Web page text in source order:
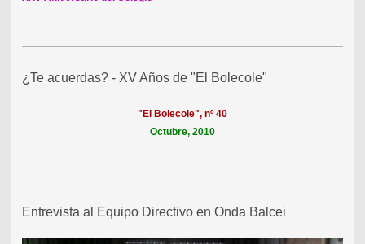
¿Te acuerdas? - XV Años de "El Bolecole"
"El Bolecole", nº 40
Octubre, 2010
Entrevista al Equipo Directivo en Onda Balcei